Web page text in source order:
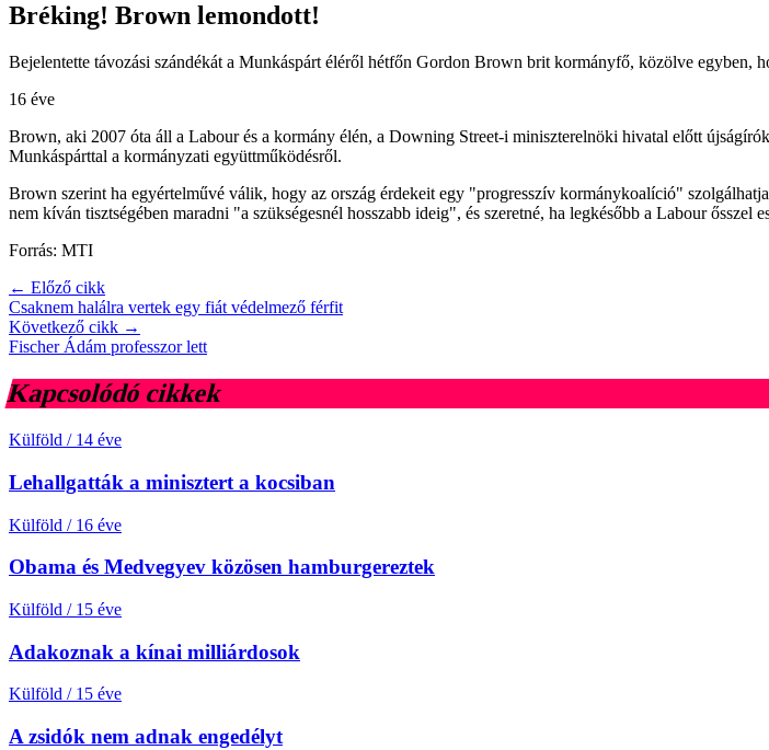
Bréking! Brown lemondott!
Bejelentette távozási szándékát a Munkáspárt éléről hétfőn Gordon Brown brit kormányfő, közölve egyben,
16 éve
Brown, aki 2007 óta áll a Labour és a kormány élén, a Downing Street-i miniszterelnöki hivatal előtt
Munkáspárttal a kormányzati együttműködésről.
Brown szerint ha egyértelművé válik, hogy az ország érdekeit egy "progresszív kormánykoalíció"
nem kíván tisztségében maradni "a szükségesnél hosszabb ideig", és szeretné, ha legkésőbb a Labour ősszel
Forrás: MTI
← Előző cikk
Csaknem halálra vertek egy fiát védelmező férfit
Következő cikk →
Fischer Ádám professzor lett
Kapcsolódó cikkek
Külföld / 14 éve
Lehallgatták a minisztert a kocsiban
Külföld / 16 éve
Obama és Medvegyev közösen hamburgereztek
Külföld / 15 éve
Adakoznak a kínai milliárdosok
Külföld / 15 éve
A zsidók nem adnak engedélyt